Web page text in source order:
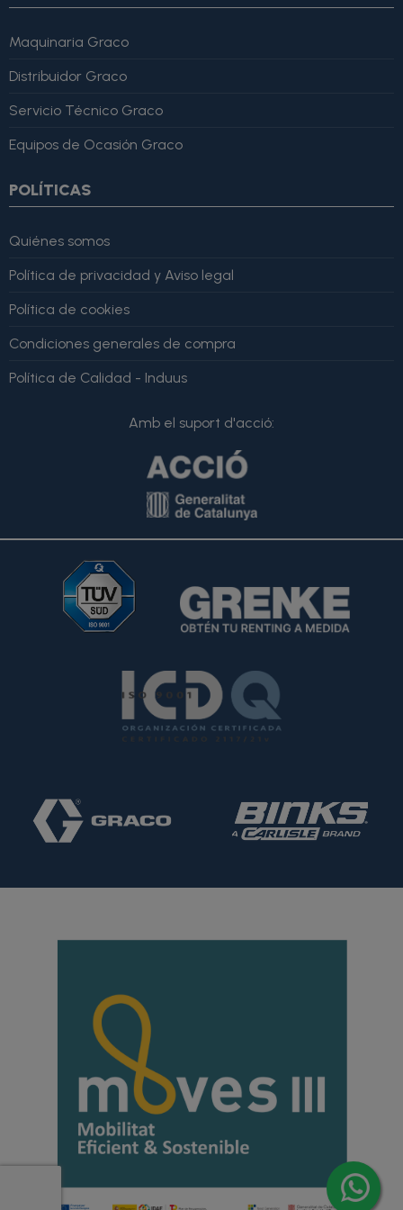
Maquinaria Graco
Distribuidor Graco
Servicio Técnico Graco
Equipos de Ocasión Graco
POLÍTICAS
Quiénes somos
Política de privacidad y Aviso legal
Política de cookies
Condiciones generales de compra
Política de Calidad - Induus
Amb el suport d'acció: